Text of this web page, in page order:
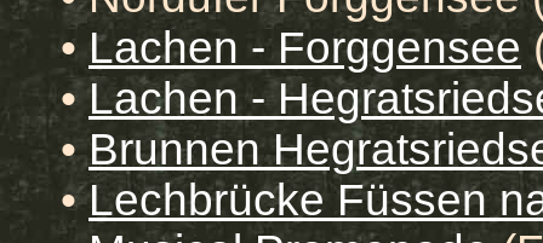
• Lachen - Forggensee
•Lachen -
•Brunnen
•Lechbrücke Füssen